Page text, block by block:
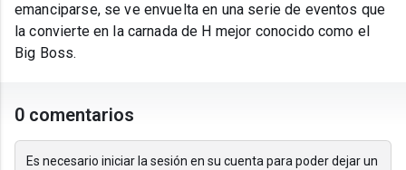
emanciparse, se ve envuelta en una serie de eventos que
la convierte en la carnada de H mejor conocido como el
Big Boss.
0 comentarios
Es necesario iniciar la sesión en su cuenta para poder dejar un